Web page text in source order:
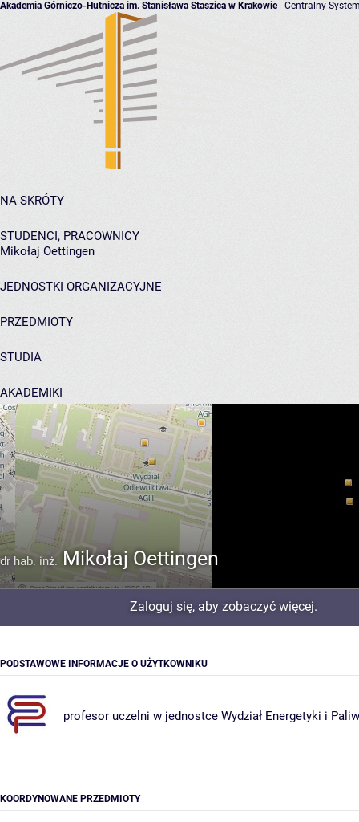
Akademia Górniczo-Hutnicza im. Stanisława Staszica w Krakowie- Centralny
NA SKRÓTY
STUDENCI, PRACOWNICY
Mikołaj Oettingen
JEDNOSTKI ORGANIZACYJNE
PRZEDMIOTY
STUDIA
AKADEMIKI
POMOC
dr hab. inż. Mikołaj Oettingen
Zaloguj się, aby zobaczyć więcej.
PODSTAWOWE INFORMACJE O UŻYTKOWNIKU
profesor uczelni w jednostce Wydział Energetyki i Paliw
KOORDYNOWANE PRZEDMIOTY